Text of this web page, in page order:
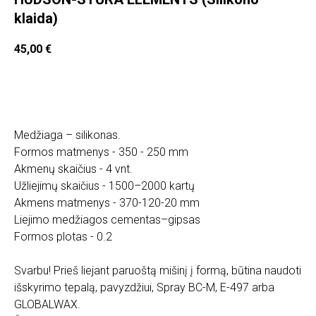
klaida)
45,00 €
Medžiaga – silikonas.
Formos matmenys - 350 - 250 mm
Akmenų skaičius - 4 vnt.
Užliejimų skaičius - 1500–2000 kartų
Akmens matmenys - 370-120-20 mm
Liejimo medžiagos cementas–gipsas
Formos plotas - 0.2
Svarbu! Prieš liejant paruoštą mišinį į formą, būtina naudoti
išskyrimo tepalą, pavyzdžiui, Spray BC-M, E-497 arba
GLOBALWAX.